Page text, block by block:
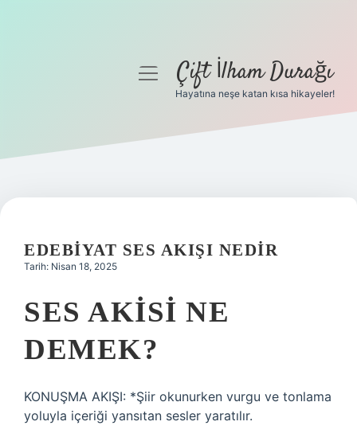
Gizlilik Politikası
Yasal Uyarı
menüyüÇift İlham Durağı
Hayatına neşe katan kısa hikayeler!
EDEBIYAT SES AKIŞI NEDIR
Tarih: Nisan 18, 2025
SES AKISI NE
DEMEK?
KONUŞMA AKIŞI: *Şiir okunurken vurgu ve tonlama
yoluyla içeriği yansıtan sesler yaratılır.